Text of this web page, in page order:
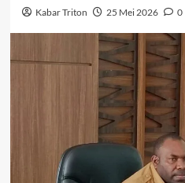
Kabar Triton 25 Mei 2026 0